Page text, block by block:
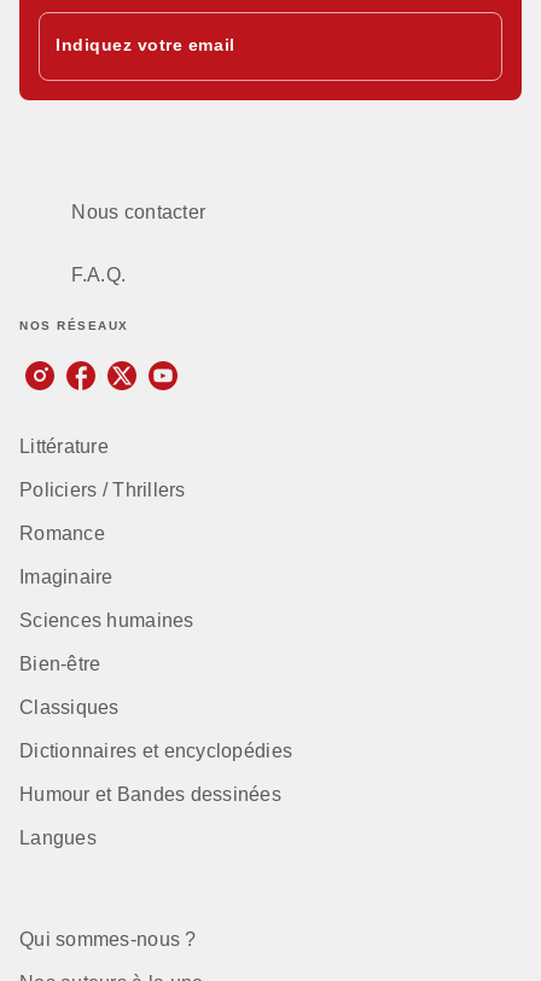
Indiquez votre email
Nous contacter
F.A.Q.
NOS RÉSEAUX
Littérature
Policiers / Thrillers
Romance
Imaginaire
Sciences humaines
Bien-être
Classiques
Dictionnaires et encyclopédies
Humour et Bandes dessinées
Langues
Qui sommes-nous ?